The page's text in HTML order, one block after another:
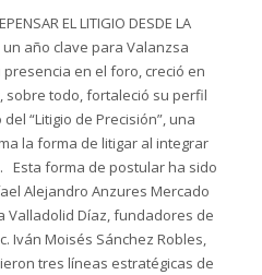
EL LITIGIO DESDE LA
un año clave para Valanzsa
en el foro, creció en
sobre todo, fortaleció su perfil
“Litigio de Precisión”, una
la forma de litigar al integrar
Esta forma de postular ha sido
Alejandro Anzures Mercado
Valladolid Díaz, fundadores de
Iván Moisés Sánchez Robles,
tres líneas estratégicas de